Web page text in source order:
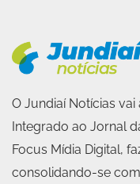
O Jundiaí Notícias
Integrado ao Jornal
Focus Mídia Digital,
consolidando-se